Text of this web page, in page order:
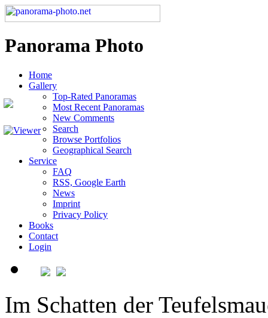
Panorama Photo
Home
Gallery
Top-Rated Panoramas
Most Recent Panoramas
New Comments
Search
Browse Portfolios
Geographical Search
Service
FAQ
RSS, Google Earth
News
Imprint
Privacy Policy
Books
Contact
Login
Im Schatten der